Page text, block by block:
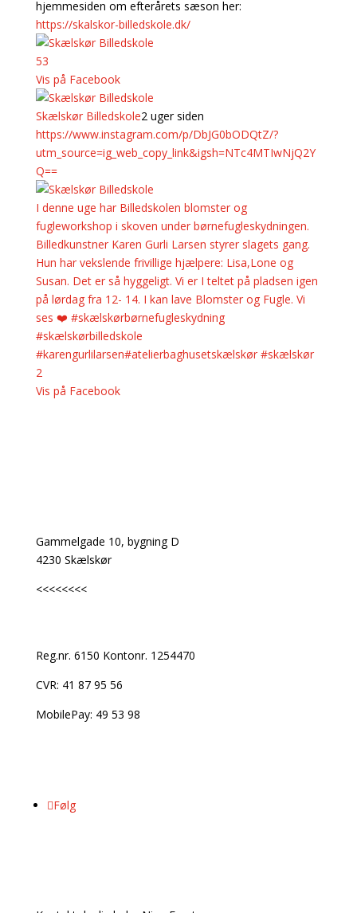
hjemmesiden om efterårets sæson her:
https://skalskor-billedskole.dk/
53
Vis på Facebook
Skælskør Billedskole2 uger siden
https://www.instagram.com/p/DbJG0bODQtZ/?
utm_source=ig_web_copy_link&igsh=NTc4MTIwNjQ2Y
Q==
I denne uge har Billedskolen blomster og
fugleworkshop i skoven under børnefugleskydningen.
Billedkunstner Karen Gurli Larsen styrer slagets gang.
Hun har vekslende frivillige hjælpere: Lisa,Lone og
Susan. Det er så hyggeligt. Vi er I teltet på pladsen igen
på lørdag fra 12- 14. I kan lave Blomster og Fugle. Vi
ses ❤️ #skælskørbørnefugleskydning
#skælskørbilledskole
#karengurlilarsen#atelierbaghusetskælskør #skælskør
2
Vis på Facebook
Gammelgade 10, bygning D
4230 Skælskør
<<<<<<<<
Reg.nr. 6150 Kontonr. 1254470
CVR: 41 87 95 56
MobilePay: 49 53 98
Følg